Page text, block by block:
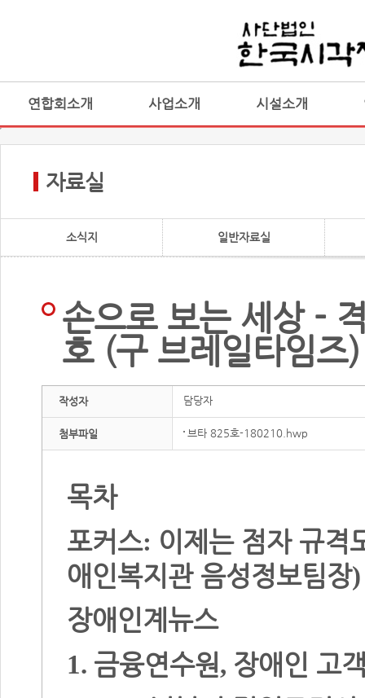
연합회소개 사업소개 시설소개
자료실
소식지 일반자료실
손으로 보는 세상 -
호 (구 브레일타임즈)
작성자 담당자
첨부파일 브타 825호-180210.hwp
목차
포커스: 이제는 점자 규격
애인복지관 음성정보팀장)
장애인계뉴스
1. 금융연수원, 장애인 고